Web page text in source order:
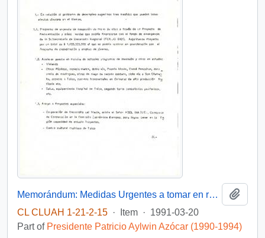
Memorándum: Medidas Urgentes a tomar en relacional a la Provincia de Talca
CL CLUAH 1-21-2-15 · Item · 1991-03-20
Part of Presidente Patricio Aylwin Azócar (1990-1994)